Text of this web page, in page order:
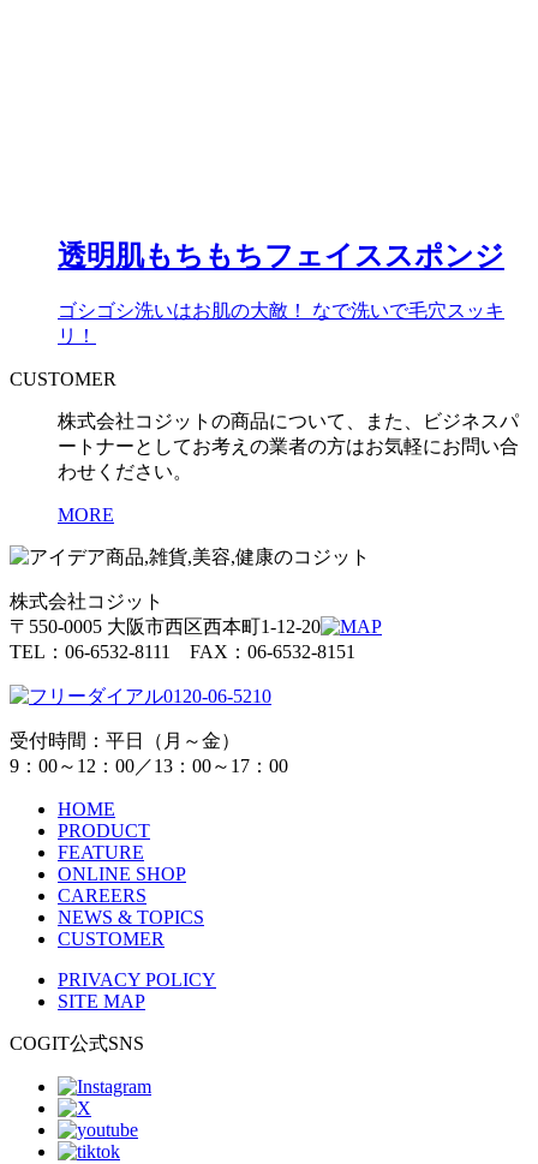
透明肌もちもちフェイススポンジ
ゴシゴシ洗いはお肌の大敵！ なで洗いで毛穴スッキ
リ！
CUSTOMER
株式会社コジットの商品について、また、ビジネスパ
ートナーとしてお考えの業者の方はお気軽にお問い合
わせください。
MORE
株式会社コジット
〒550-0005 大阪市西区西本町1-12-20
TEL：06-6532-8111 FAX：06-6532-8151
0120-06-5210
受付時間：平日（月～金）
9：00～12：00／13：00～17：00
HOME
PRODUCT
FEATURE
ONLINE SHOP
CAREERS
NEWS & TOPICS
CUSTOMER
PRIVACY POLICY
SITE MAP
COGIT公式SNS